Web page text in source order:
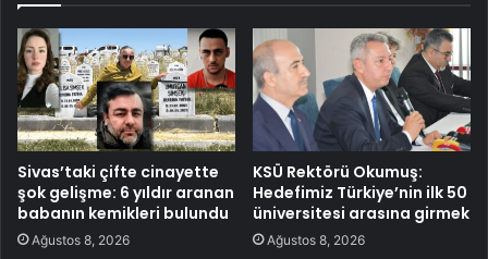
Sivas’taki çifte cinayette
şok gelişme: 6 yıldır aranan
babanın kemikleri bulundu
Ağustos 8, 2026
KSÜ Rektörü Okumuş:
Hedefimiz Türkiye’nin ilk 50
üniversitesi arasına girmek
Ağustos 8, 2026